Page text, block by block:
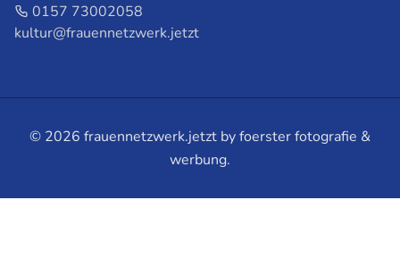
0157 73002058
kultur@frauennetzwerk.jetzt
© 2026 frauennetzwerk.jetzt byfoerster fotografie &
werbung.